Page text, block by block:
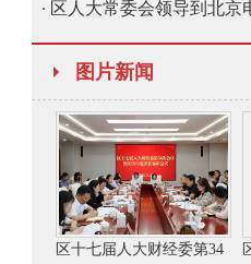
区人大常委会领导到北京
图片新闻
区十七届人大财经委第34